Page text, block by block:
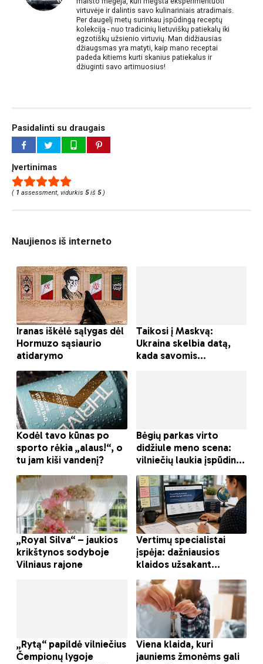
virtuvėje ir dalintis savo kulinariniais atradimais.
Per daugelį metų surinkau įspūdingą receptų
kolekciją - nuo tradicinių lietuviškų patiekalų iki
egzotiškų užsienio virtuvių. Man didžiausias
džiaugsmas yra matyti, kaip mano receptai
padeda kitiems kurti skanius patiekalus ir
džiuginti savo artimuosius!
Pasidalinti su draugais
Įvertinimas
( 1 assessment, vidurkis 5iš 5)
Naujienos iš interneto